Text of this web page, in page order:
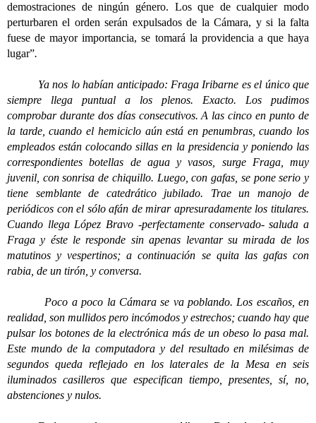
demostraciones de ningún género. Los que de cualquier modo
perturbaren el orden serán expulsados de la Cámara, y si la falta
fuese de mayor importancia, se tomará la providencia a que haya
lugar”.
Ya nos lo habían anticipado: Fraga Iribarne es el único que
siempre llega puntual a los plenos. Exacto. Los pudimos
comprobar durante dos días consecutivos. A las cinco en punto de
la tarde, cuando el hemiciclo aún está en penumbras, cuando los
empleados están colocando sillas en la presidencia y poniendo las
correspondientes botellas de agua y vasos, surge Fraga, muy
juvenil, con sonrisa de chiquillo. Luego, con gafas, se pone serio y
tiene semblante de catedrático jubilado. Trae un manojo de
periódicos con el sólo afán de mirar apresuradamente los titulares.
Cuando llega López Bravo -perfectamente conservado- saluda a
Fraga y éste le responde sin apenas levantar su mirada de los
matutinos y vespertinos; a continuación se quita las gafas con
rabia, de un tirón, y conversa.
Poco a poco la Cámara se va poblando. Los escaños, en
realidad, son mullidos pero incómodos y estrechos; cuando hay que
pulsar los botones de la electrónica más de un obeso lo pasa mal.
Este mundo de la computadora y del resultado en milésimas de
segundos queda reflejado en los laterales de la Mesa en seis
iluminados casilleros que especifican tiempo, presentes, sí, no,
abstenciones y nulos.